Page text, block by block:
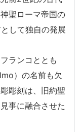
聖ローマ帝国の
して独自の発展
ランコととも
）の名前も欠
彫刻は、旧約聖
事に融合させた